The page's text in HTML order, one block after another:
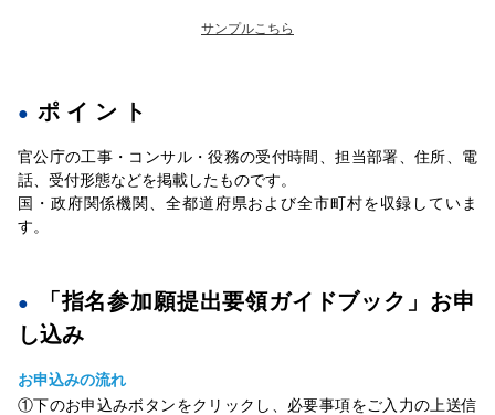
サンプルこちら
ポイント
官公庁の工事・コンサル・役務の受付時間、担当部署、住所、電
話、受付形態などを掲載したものです。
国・政府関係機関、全都道府県および全市町村を収録していま
す。
「指名参加願提出要領ガイドブック」お申
し込み
お申込みの流れ
①下のお申込みボタンをクリックし、必要事項をご入力の上送信